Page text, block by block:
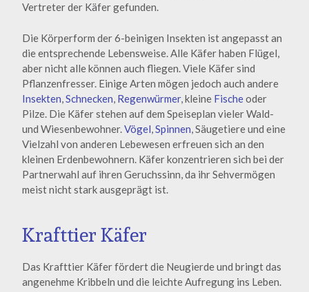
Vertreter der Käfer gefunden.
Die Körperform der 6-beinigen Insekten ist angepasst an
die entsprechende Lebensweise. Alle Käfer haben Flügel,
aber nicht alle können auch fliegen. Viele Käfer sind
Pflanzenfresser. Einige Arten mögen jedoch auch andere
Insekten,Schnecken, Regenwürmer, kleine Fischeoder
Pilze. Die Käfer stehen auf dem Speiseplan vieler Wald-
und Wiesenbewohner.Vögel,Spinnen, Säugetiere und eine
Vielzahl von anderen Lebewesen erfreuen sich an den
kleinen Erdenbewohnern. Käfer konzentrieren sich bei der
Partnerwahl auf ihren Geruchssinn, da ihr Sehvermögen
meist nicht stark ausgeprägt ist.
Krafttier Käfer
Das Krafttier Käfer fördert die Neugierde und bringt das
angenehme Kribbeln und die leichte Aufregung ins Leben.